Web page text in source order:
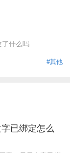
了什么吗
#其他
已绑定怎么